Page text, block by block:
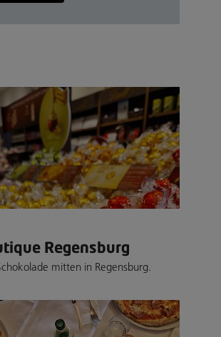
Regensburg
mitten in Regensburg.